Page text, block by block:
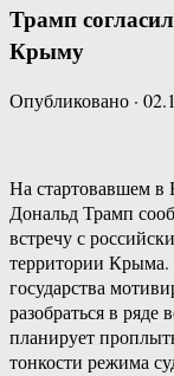
Трамп
Крыму
Опубликовано ·
На стартовавшем
Дональд Трамп
встречу с
территории Крыма.
государства
разобраться в ряде
планирует
тонкости режима